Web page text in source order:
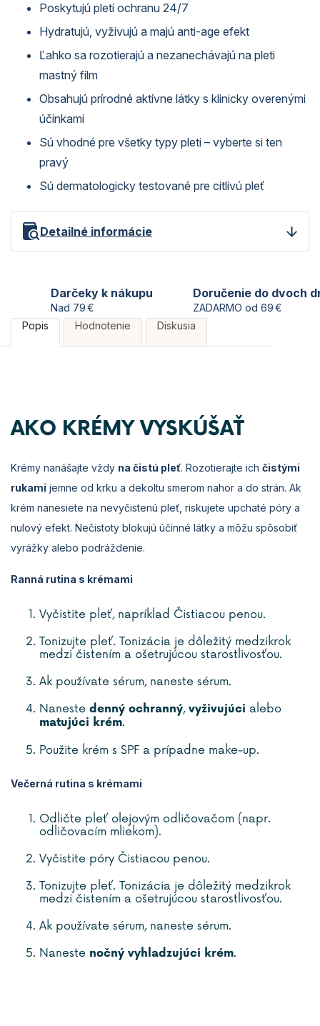
Poskytujú pleti ochranu 24/7
Hydratujú, vyživujú a majú anti-age efekt
Ľahko sa rozotierajú a nezanechávajú na pleti
mastný film
Obsahujú prírodné aktívne látky s klinicky overenými
účinkami
Sú vhodné pre všetky typy pleti – vyberte si ten
pravý
Sú dermatologicky testované pre citlivú pleť
Detailné informácie
Darčeky k nákupu
Nad 79 €
Doručenie do dvoch
ZADARMO od 69 €
Popis
Hodnotenie Diskusia
AKO KRÉMY VYSKÚŠAŤ
Krémy nanášajte vždy na čistú pleť. Rozotierajte ich čistými
rukami jemne od krku a dekoltu smerom nahor a do strán. Ak
krém nanesiete na nevyčistenú pleť, riskujete upchaté póry a
nulový efekt. Nečistoty blokujú účinné látky a môžu spôsobiť
vyrážky alebo podráždenie.
Ranná rutina s krémami
Vyčistite pleť, napríklad Čistiacou penou.
Tonizujte pleť. Tonizácia je dôležitý medzikrok
medzi čistením a ošetrujúcou starostlivosťou.
Ak používate sérum, naneste sérum.
Naneste denný ochranný, vyživujúci alebo
matujúci krém.
Použite krém s SPF a prípadne make-up.
Večerná rutina s krémami
Odličte pleť olejovým odličovačom (napr.
odličovacím mliekom).
Vyčistite póry Čistiacou penou.
Tonizujte pleť. Tonizácia je dôležitý medzikrok
medzi čistením a ošetrujúcou starostlivosťou.
Ak používate sérum, naneste sérum.
Naneste nočný vyhladzujúci krém.